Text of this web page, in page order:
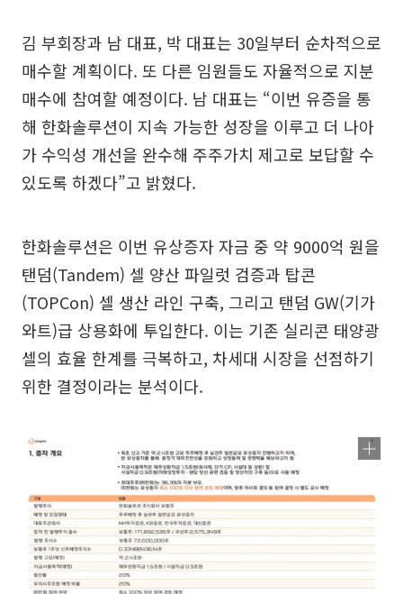
김 부회장과 남 대표, 박 대표는 30일부터 순차적으로
매수할 계획이다. 또 다른 임원들도 자율적으로 지분
매수에 참여할 예정이다. 남 대표는 “이번 유증을 통
해 한화솔루션이 지속 가능한 성장을 이루고 더 나아
가 수익성 개선을 완수해 주주가치 제고로 보답할 수
있도록 하겠다”고 밝혔다.
한화솔루션은 이번 유상증자 자금 중 약 9000억 원을
탠덤(Tandem) 셀 양산 파일럿 검증과 탑콘
(TOPCon) 셀 생산 라인 구축, 그리고 탠덤 GW(기가
와트)급 상용화에 투입한다. 이는 기존 실리콘 태양광
셀의 효율 한계를 극복하고, 차세대 시장을 선점하기
위한 결정이라는 분석이다.